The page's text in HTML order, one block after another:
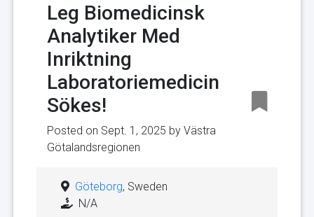
Leg Biomedicinsk
Analytiker Med
Inriktning
Laboratoriemedicin
Sökes!
Posted on Sept. 1, 2025 by Västra
Götalandsregionen
Göteborg, Sweden
N/A